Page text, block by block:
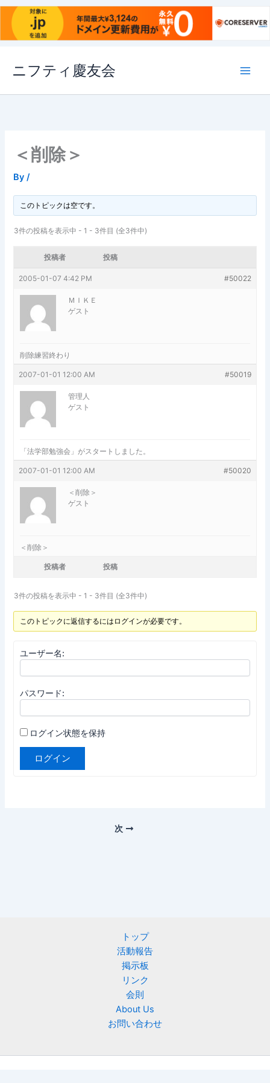
ス
ニフティ慶友会
＜削除＞
By/
このトピックは空です。
3件の投稿を表示中 - 1 - 3件目 (全3件中)
投稿者 投稿
2005-01-07 4:42 PM #50022
ＭＩＫＥ
ゲスト
削除練習終わり
2007-01-01 12:00 AM #50019
管理人
ゲスト
「法学部勉強会」がスタートしました。
2007-01-01 12:00 AM #50020
＜削除＞
ゲスト
＜削除＞
投稿者 投稿
3件の投稿を表示中 - 1 - 3件目 (全3件中)
このトピックに返信するにはログインが必要です。
ユーザー名:
パスワード:
ログイン状態を保持
ログイン
次
トップ
活動報告
掲示板
リンク
会則
About Us
お問い合わせ